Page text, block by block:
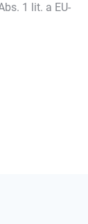
1 lit. a EU-